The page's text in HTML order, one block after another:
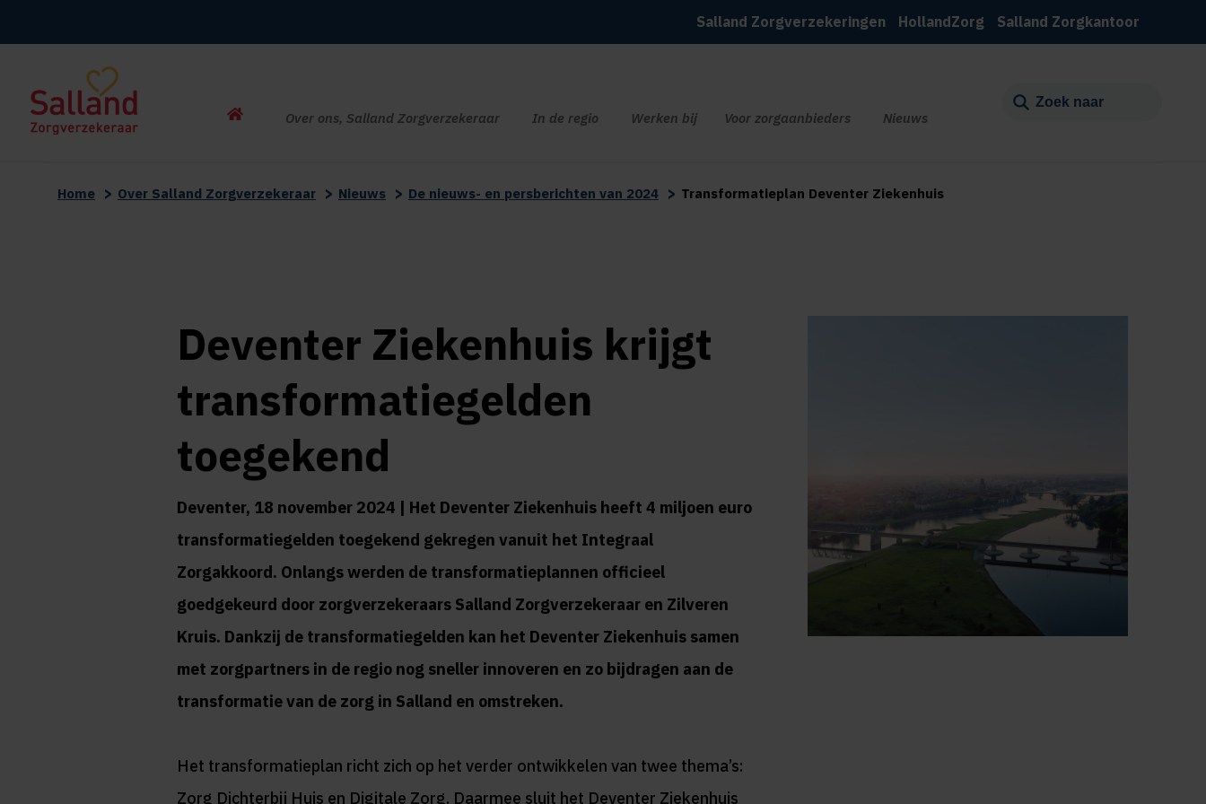
Salland Zorgverzekeringen HollandZorg Salland Zorgkantoor
HomeOver ons, Salland Zorgverzekeraar In de regio Werken bij Voor zorgaanbieders Nieuws
Home > Over Salland Zorgverzekeraar > Nieuws > De nieuws- en persberichten van 2024 > Transformatieplan Deventer Ziekenhuis
Deventer Ziekenhuis krijgt
transformatiegelden
toegekend
Deventer, 18 november 2024 | Het Deventer Ziekenhuis heeft 4 miljoen euro
transformatiegelden toegekend gekregen vanuit het Integraal
Zorgakkoord. Onlangs werden de transformatieplannen officieel
goedgekeurd door zorgverzekeraars Salland Zorgverzekeraar en Zilveren
Kruis. Dankzij de transformatiegelden kan het Deventer Ziekenhuis samen
met zorgpartners in de regio nog sneller innoveren en zo bijdragen aan de
transformatie van de zorg in Salland en omstreken.
Het transformatieplan richt zich op het verder ontwikkelen van twee thema’s:
Zorg Dichterbij Huis en Digitale Zorg. Daarmee sluit het Deventer Ziekenhuis